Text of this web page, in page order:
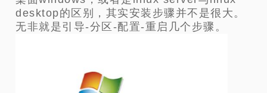
desktop的区别，其实安装步骤并不是很大。
无非就是引导-分区-配置-重启几个步骤。